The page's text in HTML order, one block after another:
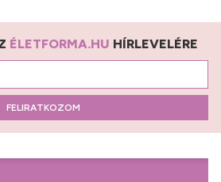
ÉLETFORMA.HU HÍRLEVELÉRE
FELIRATKOZOM